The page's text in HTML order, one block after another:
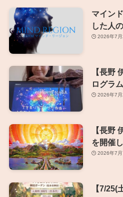
マイン
した人
2026年7月
【長野
ログラ
2026年7月
【長野
を開催
2026年7月
【7/25(